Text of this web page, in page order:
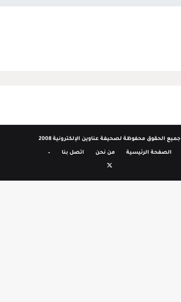
جميع الحقوق محفوظة لصحيفة عناوين الإلكترونية 2008
الصفحة الرئيسية من نحن اتصل بنا –